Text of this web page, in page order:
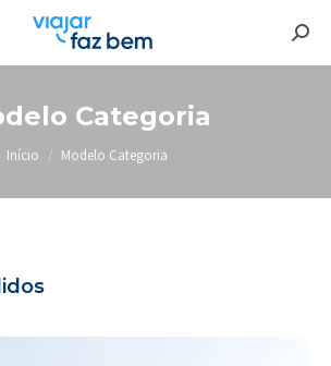
Categoria
Você está aqui:
Início Modelo Categoria